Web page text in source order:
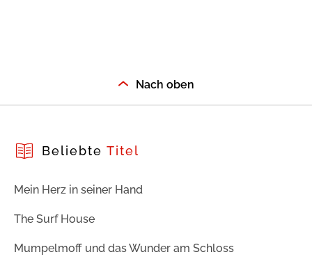
Nach oben
Beliebte Titel
Mein Herz in seiner Hand
The Surf House
Mumpelmoff und das Wunder am Schloss